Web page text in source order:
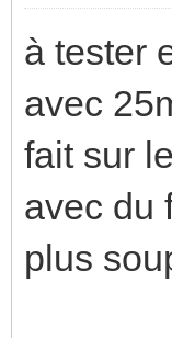
à tester
avec
fait sur
avec du
plus